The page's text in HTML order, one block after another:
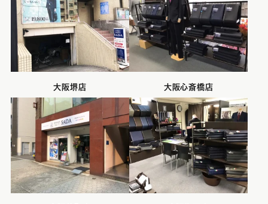
大阪堺店 大阪心斎橋店